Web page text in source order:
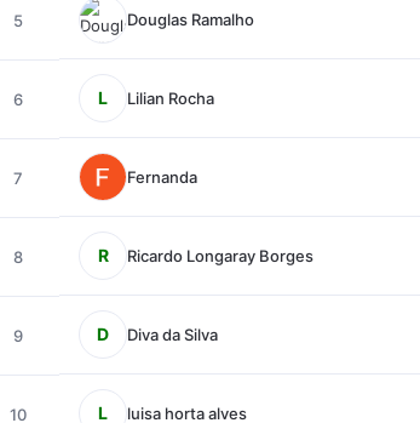
5 Douglas Ramalho
6 L Lilian Rocha
7 Fernanda
8 R Ricardo Longaray Borges
9 D Diva da Silva
10 L luisa horta alves